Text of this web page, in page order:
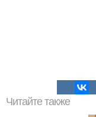
Читайте также